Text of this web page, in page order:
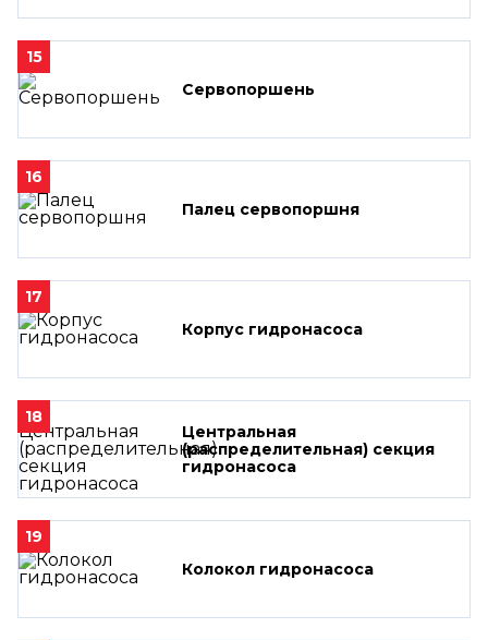
15
Сервопоршень
16
Палец сервопоршня
17
Корпус гидронасоса
18
Центральная
(распределительная) секция
гидронасоса
19
Колокол гидронасоса